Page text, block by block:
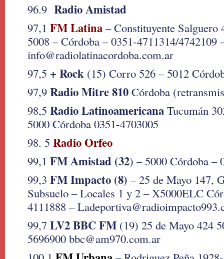
96.9 Radio Amistad
97,1 FM Latina – Constituyente
5008 – Córdoba – 0351-4711314/4742109
info@radiolatinacordoba.com.ar
97,5 + Rock (15) Corro 526 – 5012
97,9 Radio Mitre 810 Córdoba
98,5 Radio Latinoamericana Tucumán
5000 Córdoba 0351-4703005
98. 5 Radio Orfeo
99,1 FM Amistad (32) – 5000 Córdoba –
99,3 FM Impacto (8) – 25 de Mayo 147,
Subsuelo – Locales 1 y 2 – X5000ELC
4111888 –
99,7 LV2 BBC FM (19) 25 de Mayo 424
5696900 bbc@am970.com.ar